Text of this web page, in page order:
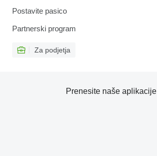
Postavite pasico
Partnerski program
Za podjetja
Prenesite naše aplikacije